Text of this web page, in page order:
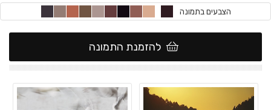
הצבעים בתמונה
להזמנת התמונה